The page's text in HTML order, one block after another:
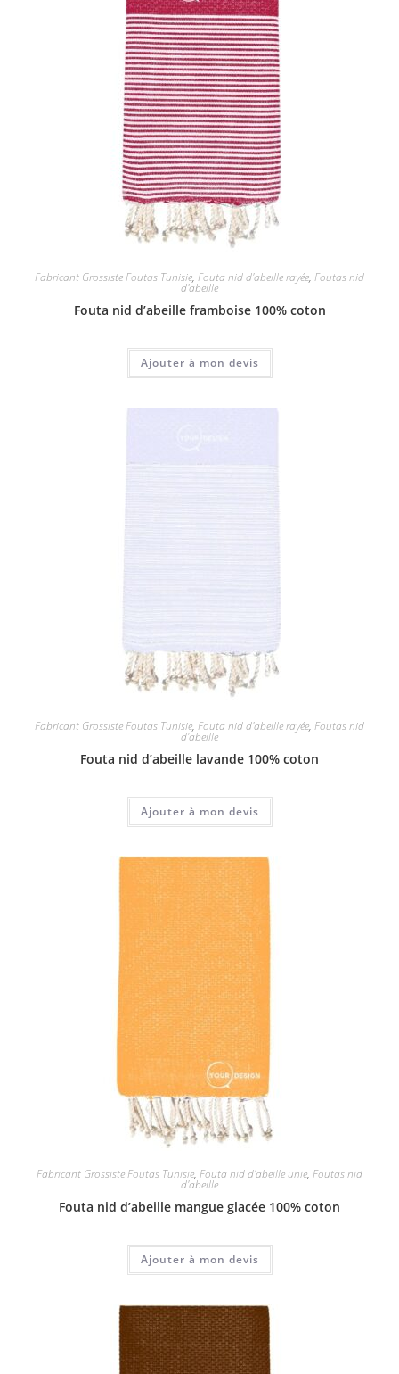
Fabricant Grossiste Foutas Tunisie, Fouta nid d'abeille rayée, Foutas nid
d'abeille
Fouta nid d’abeille framboise 100% coton
Ajouter à mon devis
Fabricant Grossiste Foutas Tunisie, Fouta nid d'abeille rayée, Foutas nid
d'abeille
Fouta nid d’abeille lavande 100% coton
Ajouter à mon devis
Fabricant Grossiste Foutas Tunisie, Fouta nid d'abeille unie, Foutas nid
d'abeille
Fouta nid d’abeille mangue glacée 100% coton
Ajouter à mon devis